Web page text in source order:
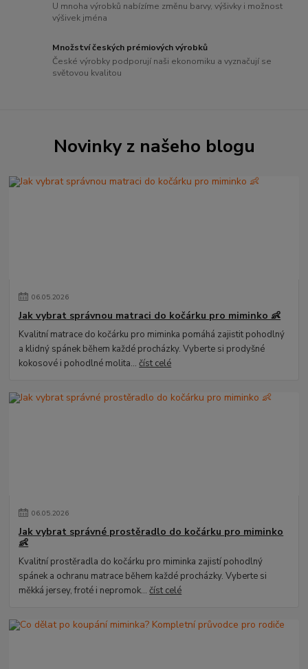
U mnoha výrobků nabízíme změnu barvy, výšivky i možnost
výšivek jména
Množství českých prémiových výrobků
České výrobky podporují naši ekonomiku a vyznačují se
světovou kvalitou
Novinky z našeho blogu
06.05.2026
Jak vybrat správnou matraci do kočárku pro miminko 👶
Kvalitní matrace do kočárku pro miminka pomáhá zajistit pohodlný
a klidný spánek během každé procházky. Vyberte si prodyšné
kokosové i pohodlné molita...číst celé
06.05.2026
Jak vybrat správné prostěradlo do kočárku pro miminko
👶
Kvalitní prostěradla do kočárku pro miminka zajistí pohodlný
spánek a ochranu matrace během každé procházky. Vyberte si
měkká jersey, froté i nepromok...číst celé